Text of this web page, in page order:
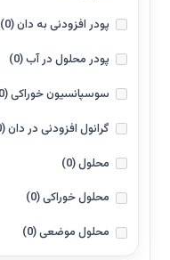
پودر افزودنی به دان(0)
پودر محلول در آب(0)
سوسپانسیون خوراکی(0)
گرانول افزودنی در دان(0)
محلول(0)
محلول خوراکی(0)
محلول موضعی(0)